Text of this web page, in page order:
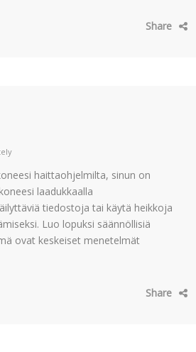
Share
haittaohjelmilta, sinun on
laadukkaalla
tiedostoja tai käytä heikkoja
Luo lopuksi säännöllisiä
ovat keskeiset menetelmät
Share